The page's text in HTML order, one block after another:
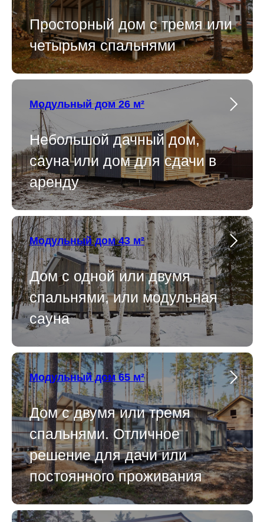
Просторный дом с тремя или
четырьмя спальнями
Модульный дом 26 м²
Небольшой дачный дом,
сауна или дом для сдачи в
аренду
Модульный дом 43 м²
Дом с одной или двумя
спальнями, или модульная
сауна
Модульный дом 65 м²
Дом с двумя или тремя
спальнями. Отличное
решение для дачи или
постоянного проживания